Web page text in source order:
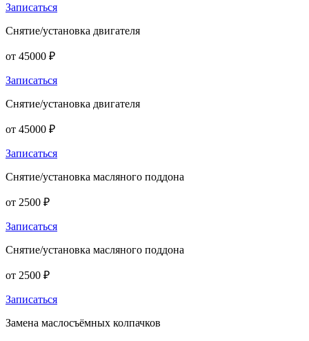
Записаться
Снятие/установка двигателя
от 45000 ₽
Записаться
Снятие/установка двигателя
от 45000 ₽
Записаться
Снятие/установка масляного поддона
от 2500 ₽
Записаться
Снятие/установка масляного поддона
от 2500 ₽
Записаться
Замена маслосъёмных колпачков